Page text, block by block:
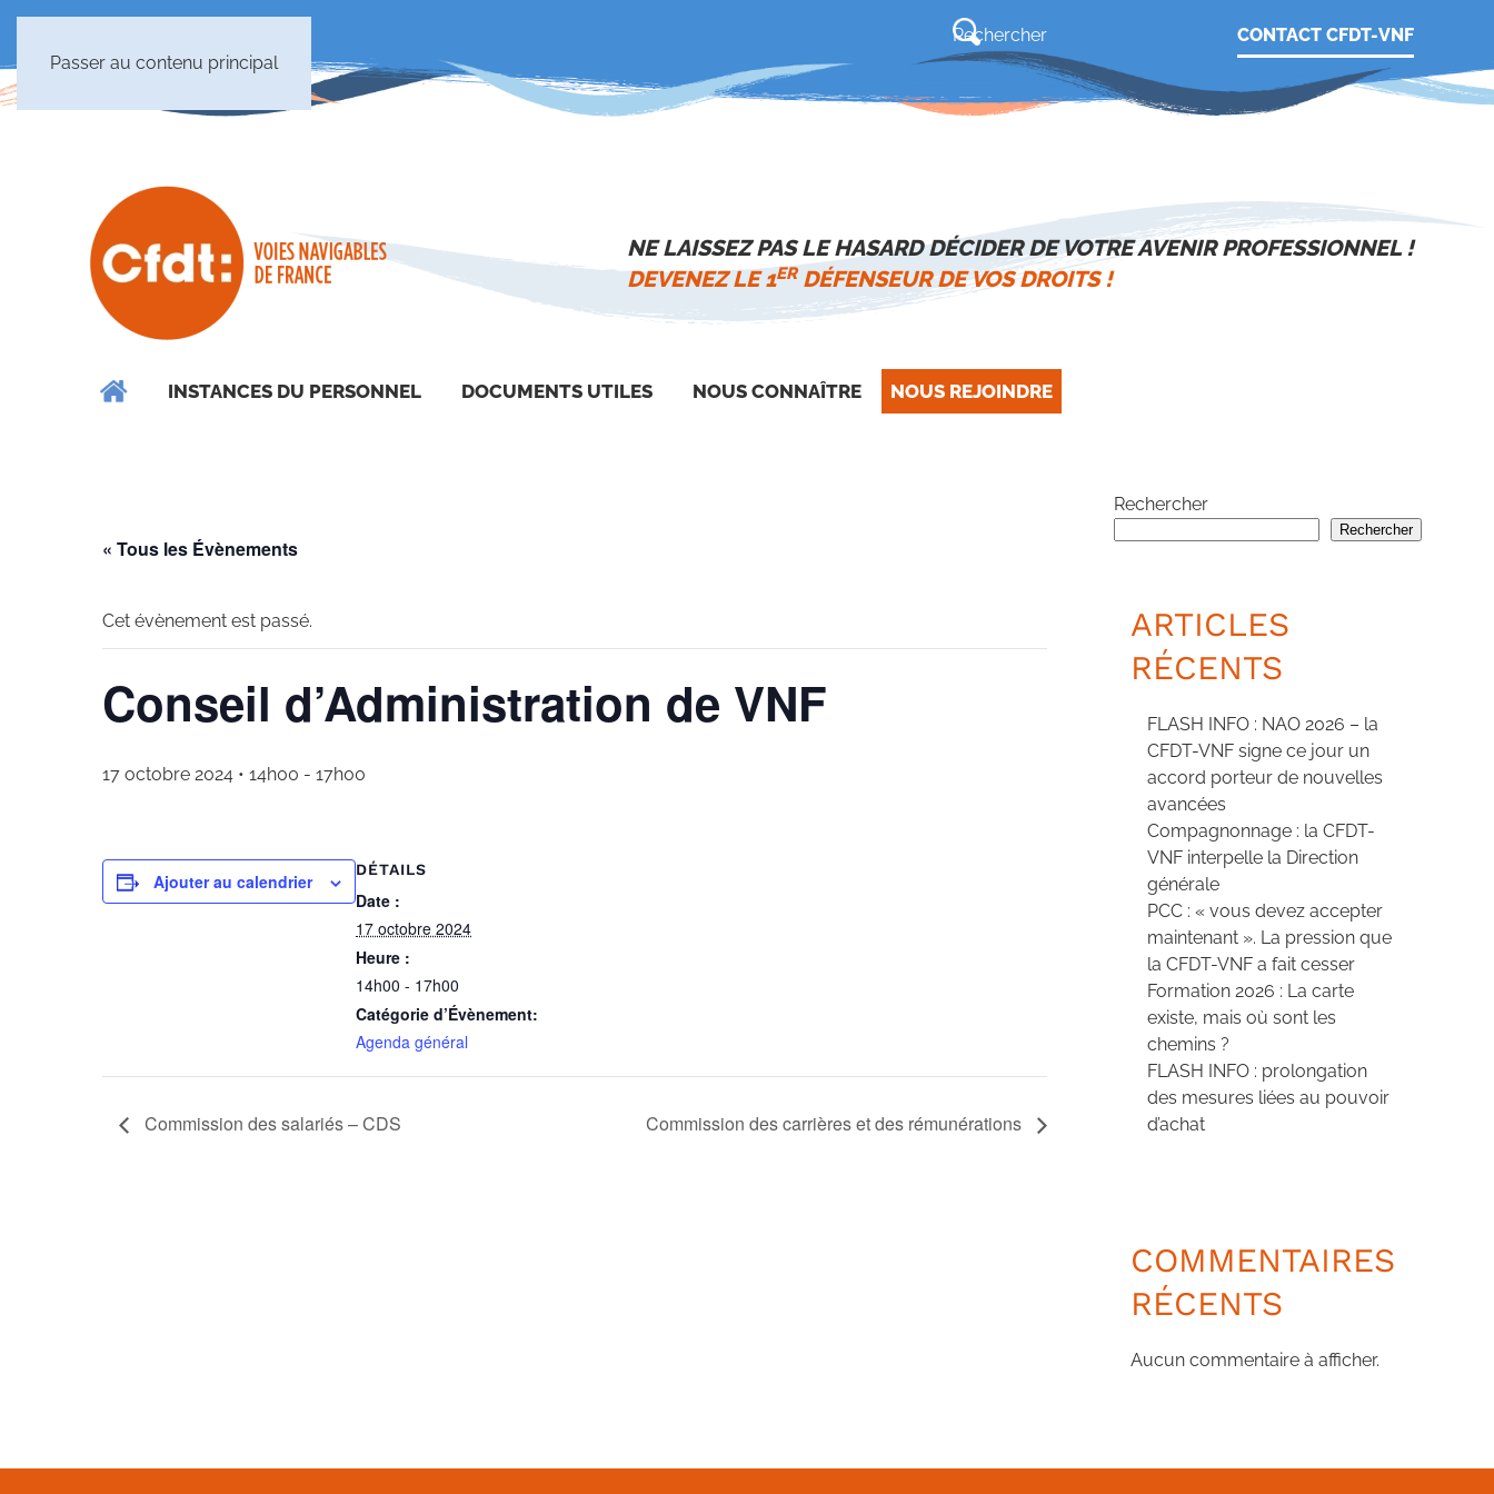
Passer au contenu principal
CONTACT CFDT-VNF
NE LAISSEZ PAS LE HASARD DÉCIDER DE VOTRE AVENIR PROFESSIONNEL !
DEVENEZ LE 1ERDÉFENSEUR DE VOS DROITS !
INSTANCES DU PERSONNEL DOCUMENTS UTILES NOUS CONNAÎTRE NOUS REJOINDRE
« Tous les Évènements
Cet évènement est passé.
Conseil d’Administration de VNF
17 octobre 2024 • 14h00 - 17h00
Ajouter au calendrier
DÉTAILS
Date :
17 octobre 2024
Heure :
14h00 - 17h00
Catégorie d’Évènement:
Agenda général
Commission des salariés – CDS Commission des carrières et des rémunérations
Rechercher
Rechercher
ARTICLES
RÉCENTS
FLASH INFO : NAO 2026 – la
CFDT-VNF signe ce jour un
accord porteur de nouvelles
avancées
Compagnonnage : la CFDT-
VNF interpelle la Direction
générale
PCC : « vous devez accepter
maintenant ». La pression que
la CFDT-VNF a fait cesser
Formation 2026 : La carte
existe, mais où sont les
chemins ?
FLASH INFO : prolongation
des mesures liées au pouvoir
d’achat
COMMENTAIRES
RÉCENTS
Aucun commentaire à afficher.